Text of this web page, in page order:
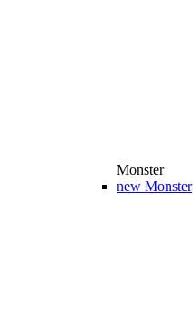
Monster
new Monster